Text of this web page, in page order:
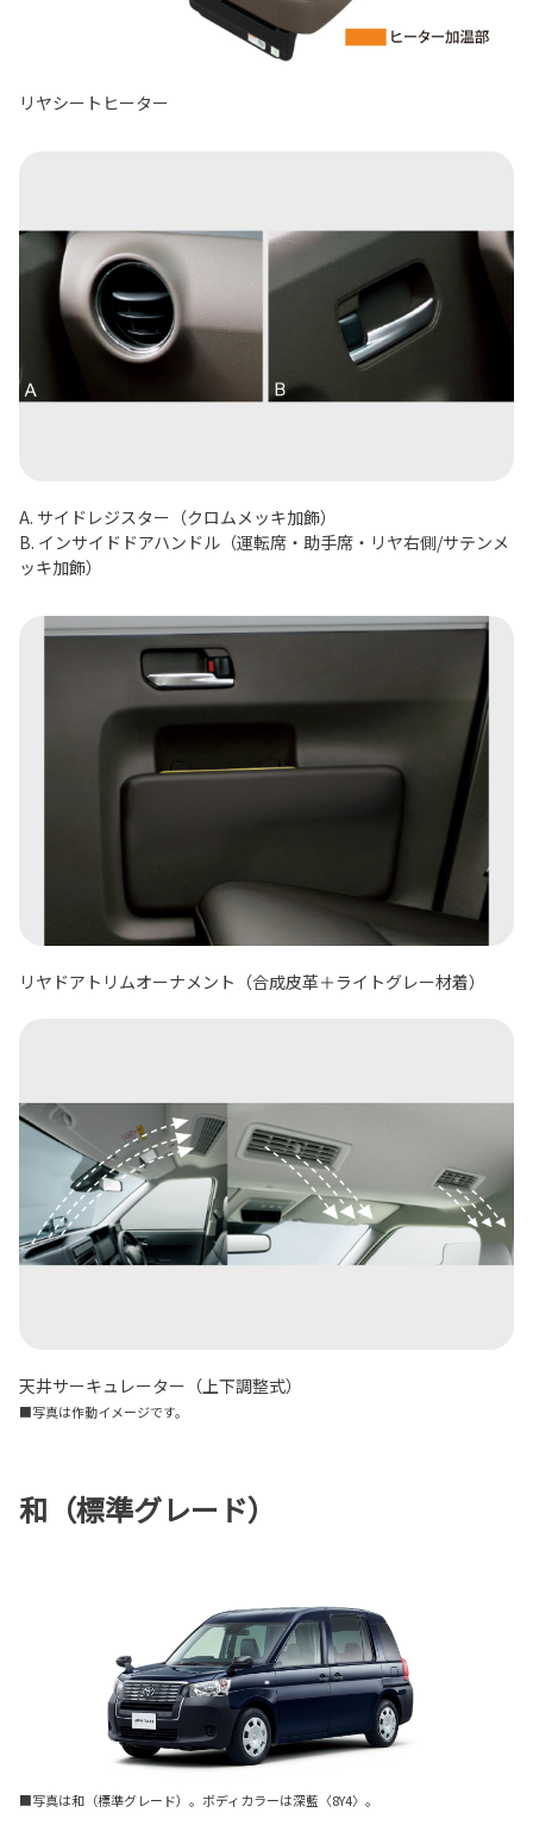
リヤシートヒーター
A. サイドレジスター（クロムメッキ加飾）
B. インサイドドアハンドル（運転席・助手席・リヤ右側/サテンメ
ッキ加飾）
リヤドアトリムオーナメント（合成皮革＋ライトグレー材着）
天井サーキュレーター（上下調整式）
■写真は作動イメージです。
和（標準グレード）
■写真は和（標準グレード）。ボディカラーは深藍〈8Y4〉。